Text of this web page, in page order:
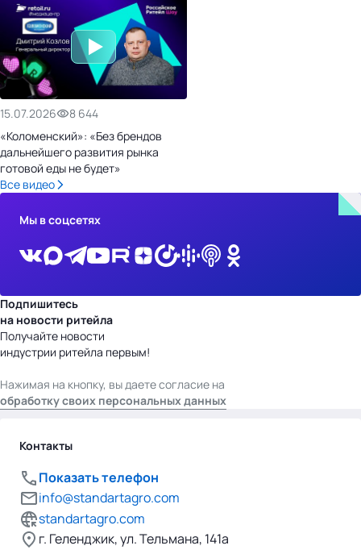
15.07.2026
8 644
«Коломенский»: «Без брендов
дальнейшего развития рынка
готовой еды не будет»
Все видео
Мы в соцсетях
Подпишитесь
на новости ритейла
Получайте новости
индустрии ритейла первым!
Нажимая на кнопку, вы даете согласие на
обработку своих персональных данных
Контакты
Показать телефон
info@standartagro.com
standartagro.com
г. Геленджик, ул. Тельмана, 141а